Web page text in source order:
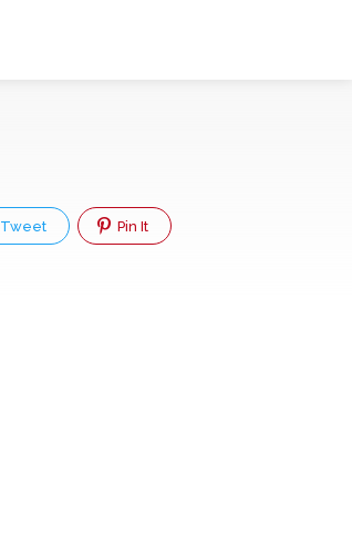
Tweet Pin It